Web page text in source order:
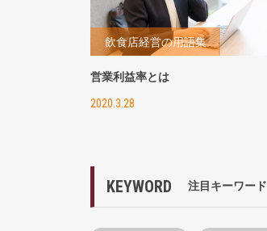
飲食店経営の用語集
営業利益率とは
2020.3.28
KEYWORD 注目キーワード